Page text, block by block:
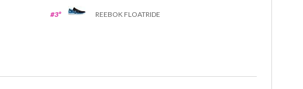
#3º REEBOK FLOATRIDE